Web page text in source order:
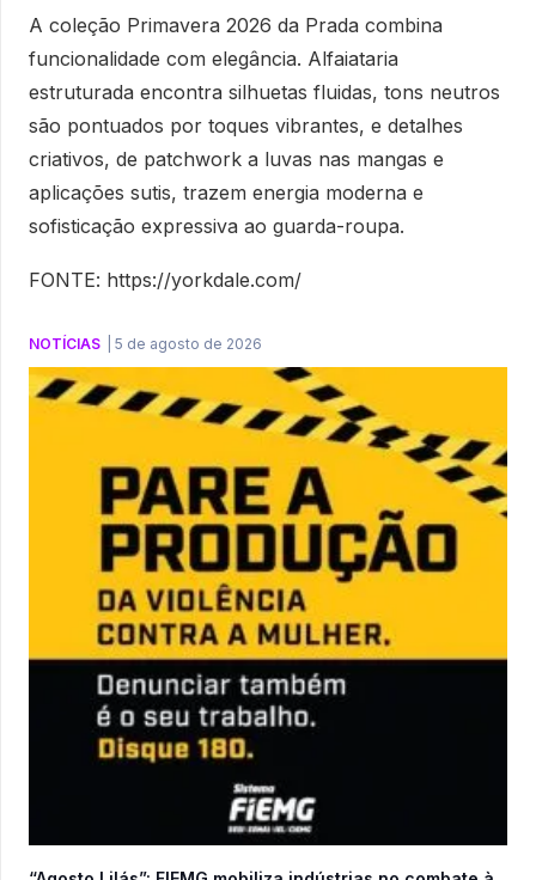
A coleção Primavera 2026 da Prada combina
funcionalidade com elegância. Alfaiataria
estruturada encontra silhuetas fluidas, tons neutros
são pontuados por toques vibrantes, e detalhes
criativos, de patchwork a luvas nas mangas e
aplicações sutis, trazem energia moderna e
sofisticação expressiva ao guarda-roupa.
FONTE: https://yorkdale.com/
NOTÍCIAS 5 de agosto de 2026